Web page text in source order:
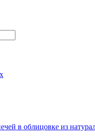
в облицовке из